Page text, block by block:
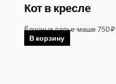
Кот в кресле
Ёлочные папье-маше 750₽
В корзину